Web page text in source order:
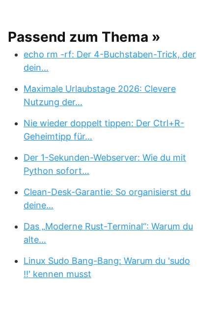
Passend zum Thema »
echo rm -rf: Der 4-Buchstaben-Trick, der
dein…
Maximale Urlaubstage 2026: Clevere
Nutzung der…
Nie wieder doppelt tippen: Der Ctrl+R-
Geheimtipp für…
Der 1-Sekunden-Webserver: Wie du mit
Python sofort…
Clean-Desk-Garantie: So organisierst du
deine…
Das „Moderne Rust-Terminal“: Warum du
alte…
Linux Sudo Bang-Bang: Warum du 'sudo
!!' kennen musst